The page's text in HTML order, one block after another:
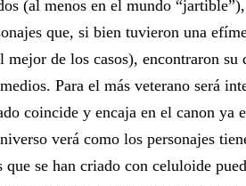
(al menos en el mundo
que, si bien tuvieron una
mejor de los casos), encontraron su
Para el más veterano será
coincide y encaja en el canon ya
verá como los personajes
se han criado con celuloide